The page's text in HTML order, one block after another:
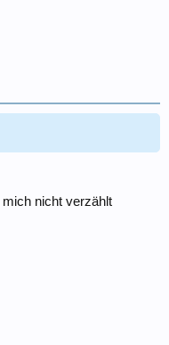
nicht verzählt